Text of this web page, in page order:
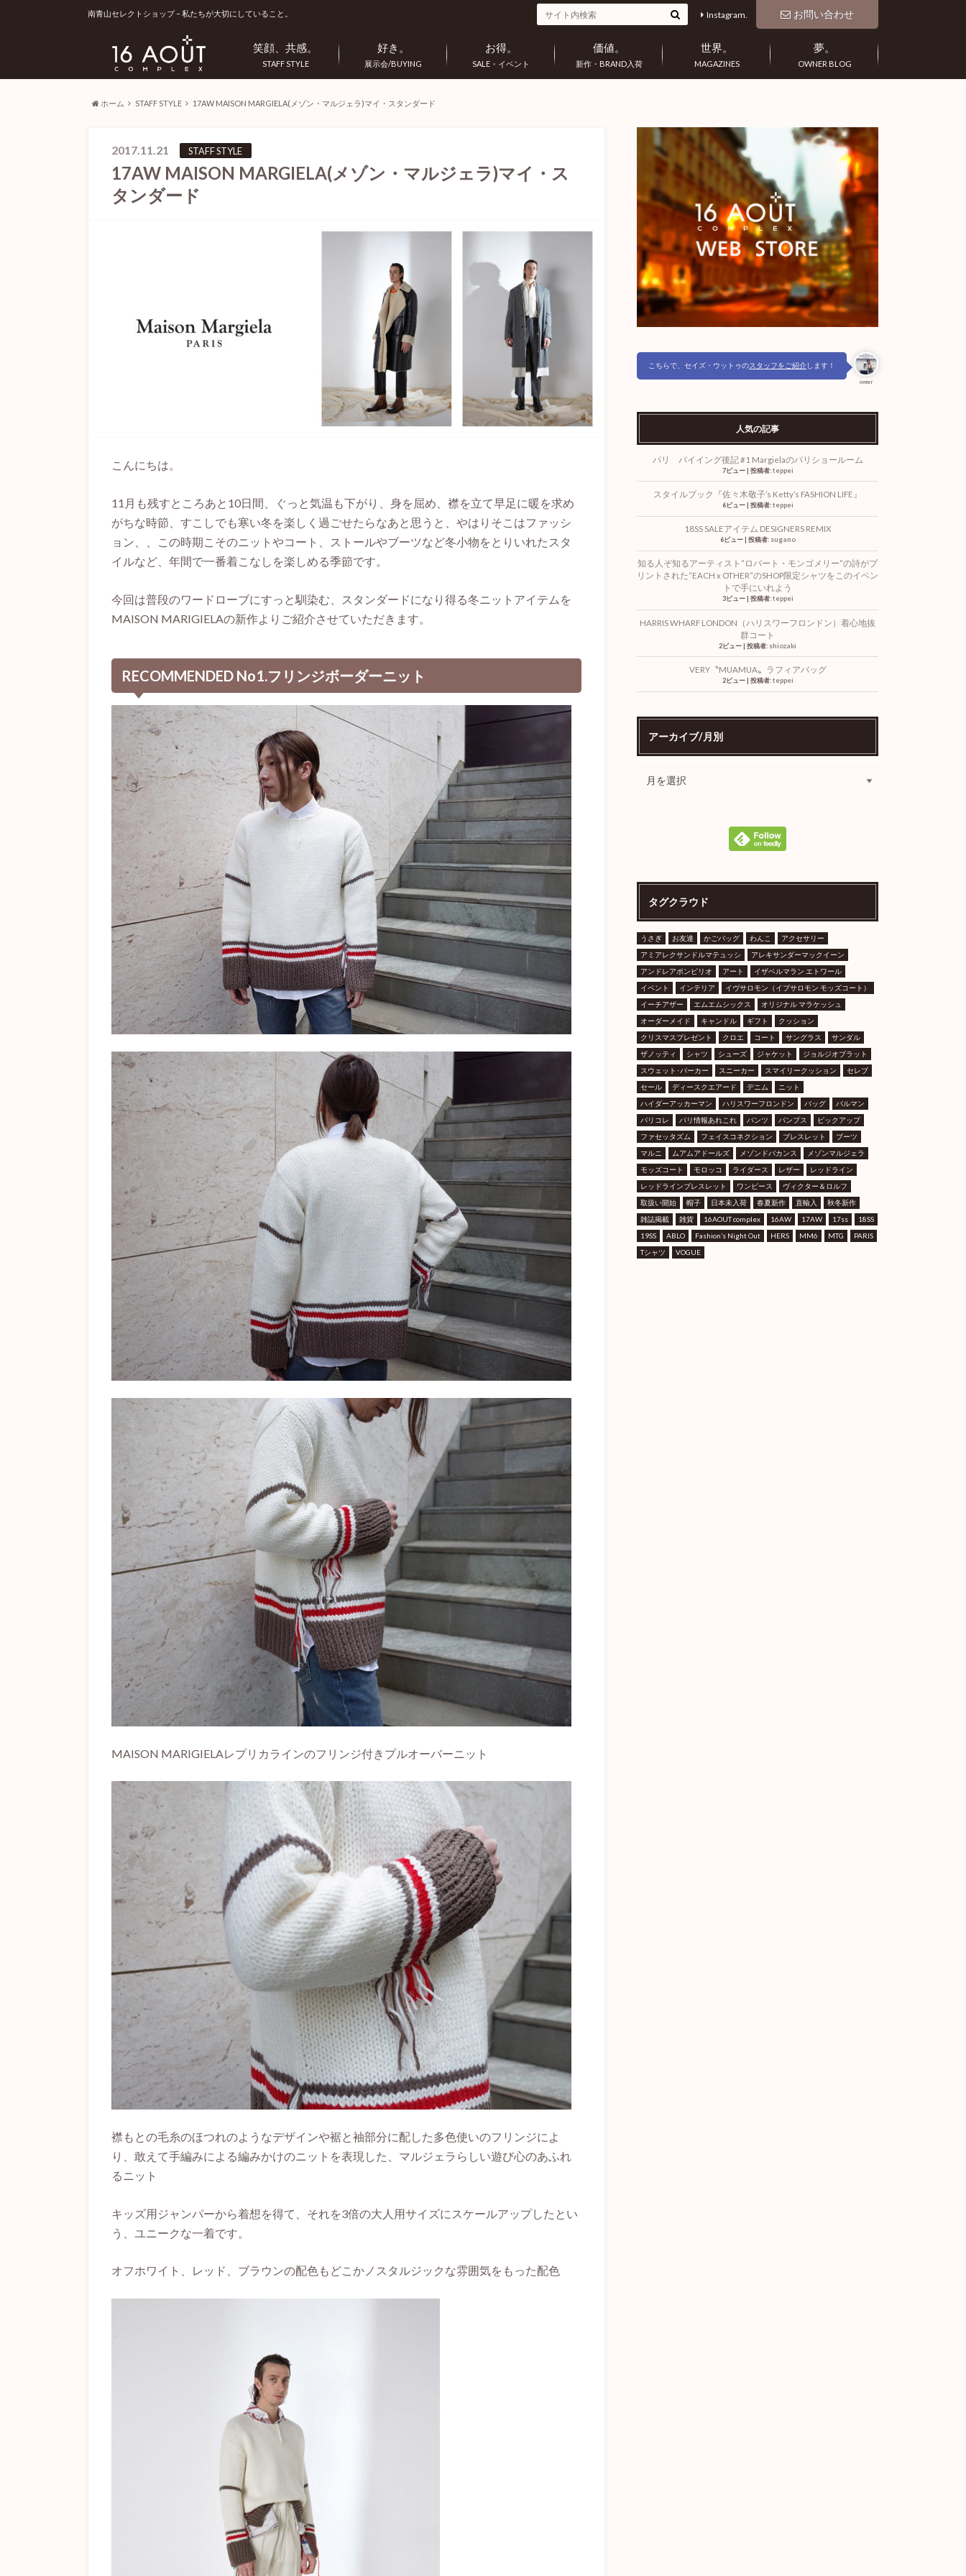
南青山セレクトショップ – 私たちが大切にしていること。 お問い合わせ
Instagram.
STAFF STYLE
笑顔、共感。
展示会/BUYING
好き。
SALE・イベント
お得。
新作・BRAND入荷
価値。
MAGAZINES
世界。
OWNER BLOG
夢。
ホーム STAFF STYLE 17AW MAISON MARGIELA(メゾン・マルジェラ)マイ・スタンダード
2017.11.21 STAFF STYLE
17AW MAISON MARGIELA(メゾン・マルジェラ)マイ・ス
タンダード
こんにちは。
11月も残すところあと10日間、ぐっと気温も下がり、身を屈め、襟を立て早足に暖を求め
がちな時節、すこしでも寒い冬を楽しく過ごせたらなあと思うと、やはりそこはファッシ
ョン、、この時期こそのニットやコート、ストールやブーツなど冬小物をとりいれたスタ
イルなど、年間で一番着こなしを楽しめる季節です。
今回は普段のワードローブにすっと馴染む、スタンダードになり得る冬ニットアイテムを
MAISON MARIGIELAの新作よりご紹介させていただきます。
RECOMMENDED No1.フリンジボーダーニット
MAISON MARIGIELAレプリカラインのフリンジ付きプルオーバーニット
襟もとの毛糸のほつれのようなデザインや裾と袖部分に配した多色使いのフリンジによ
り、敢えて手編みによる編みかけのニットを表現した、マルジェラらしい遊び心のあふれ
るニット
キッズ用ジャンパーから着想を得て、それを3倍の大人用サイズにスケールアップしたとい
う、ユニークな一着です。
オフホワイト、レッド、ブラウンの配色もどこかノスタルジックな雰囲気をもった配色
owner
こちらで、セイズ・ウットゥのスタッフをご紹介します！
人気の記事
パリ バイイング後記 #1 Margielaのパリショールーム
7ビュー| 投稿者:teppei
スタイルブック『佐々木敬子’s Ketty’s FASHION LIFE』
6ビュー| 投稿者:teppei
18SS SALEアイテム DESIGNERS REMIX
6ビュー| 投稿者: sugano
知る人ぞ知るアーティスト”ロバート・モンゴメリー”の詩がプ
リントされた”EACH x OTHER”のSHOP限定シャツをこのイベン
トで手にいれよう
3ビュー| 投稿者:teppei
HARRIS WHARF LONDON（ハリスワーフロンドン）着心地抜
群コート
2ビュー| 投稿者: shiozaki
VERY〝MUAMUA〟ラフィアバッグ
2ビュー| 投稿者:teppei
アーカイブ/月別
タグクラウド
うさぎ お友達 かごバッグ わんこ
アクセサリー
アミアレクサンドルマテュッシ
アレキサンダーマックイーン
アンドレアポンピリオ
アート
イザベルマラン エトワール
イベント
インテリア
イヴサロモン（イブサロモン モッズコート）
イーチアザー
エムエムシックス
オリジナル マラケッシュ
オーダーメイド
キャンドル ギフト
クッション
クリスマスプレゼント
クロエ コート サングラス
サンダル
ザノッティ
シャツ シューズ ジャケット
ジョルジオブラット
スウェット･パーカー
スニーカー スマイリークッション
セレブ
セール
ディースクエアード デニム
ニット
ハイダーアッカーマン
ハリスワーフロンドン バッグ
バルマン
パリコレ
パリ情報あれこれ パンツ パンプス
ピックアップ
ファセッタズム
フェイスコネクション ブレスレット
ブーツ
マルニ
ムアムアドールズ メゾンドバカンス
メゾンマルジェラ
モッズコート
モロッコ ライダース レザー
レッドライン
レッドラインブレスレット
ワンピース
ヴィクター＆ロルフ
取扱い開始
帽子 日本未入荷 春夏新作 直輸入
秋冬新作
雑誌掲載
雑貨 16AOUT complex 16AW 17AW 17ss
18SS
19SS
ABLO Fashion’s Night Out HERS MM6 MTG
PARIS
Tシャツ
VOGUE